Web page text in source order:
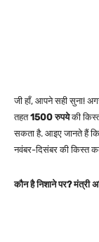
जी हाँ, आपने सही सुना!
तहत1500 रुपयेकी
सकता है. आइए जानते हैं
नवंबर-दिसंबर की किस्त
कौन है निशाने पर? मंत्री